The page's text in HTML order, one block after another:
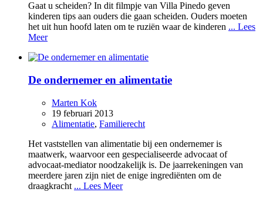
Gaat u scheiden? In dit filmpje van Villa Pinedo geven
kinderen tips aan ouders die gaan scheiden. Ouders moeten
het uit hun hoofd laten om te ruziën waar de kinderen ... Lees
Meer
De ondernemer en alimentatie
Marten Kok
19 februari 2013
Alimentatie, Familierecht
Het vaststellen van alimentatie bij een ondernemer is
maatwerk, waarvoor een gespecialiseerde advocaat of
advocaat-mediator noodzakelijk is. De jaarrekeningen van
meerdere jaren zijn niet de enige ingrediënten om de
draagkracht ... Lees Meer